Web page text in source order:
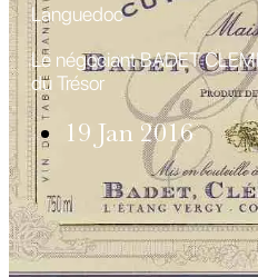
Languedoc
Le négociant BADET
du Trésor
19 Jan 2016